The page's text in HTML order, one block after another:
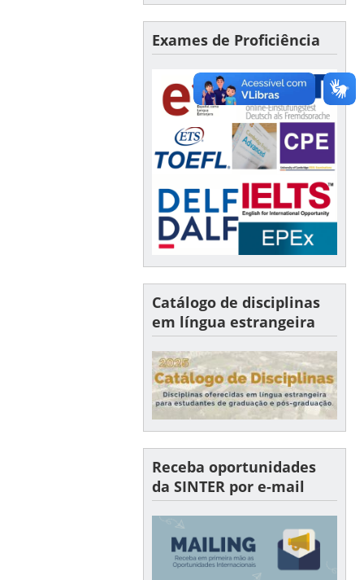
Exames de Proficiência
Catálogo de disciplinas
em língua estrangeira
Receba oportunidades
da SINTER por e-mail